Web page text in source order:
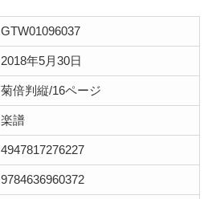
GTW01096037
2018年5月30日
菊倍判縦/16ページ
楽譜
4947817276227
9784636960372